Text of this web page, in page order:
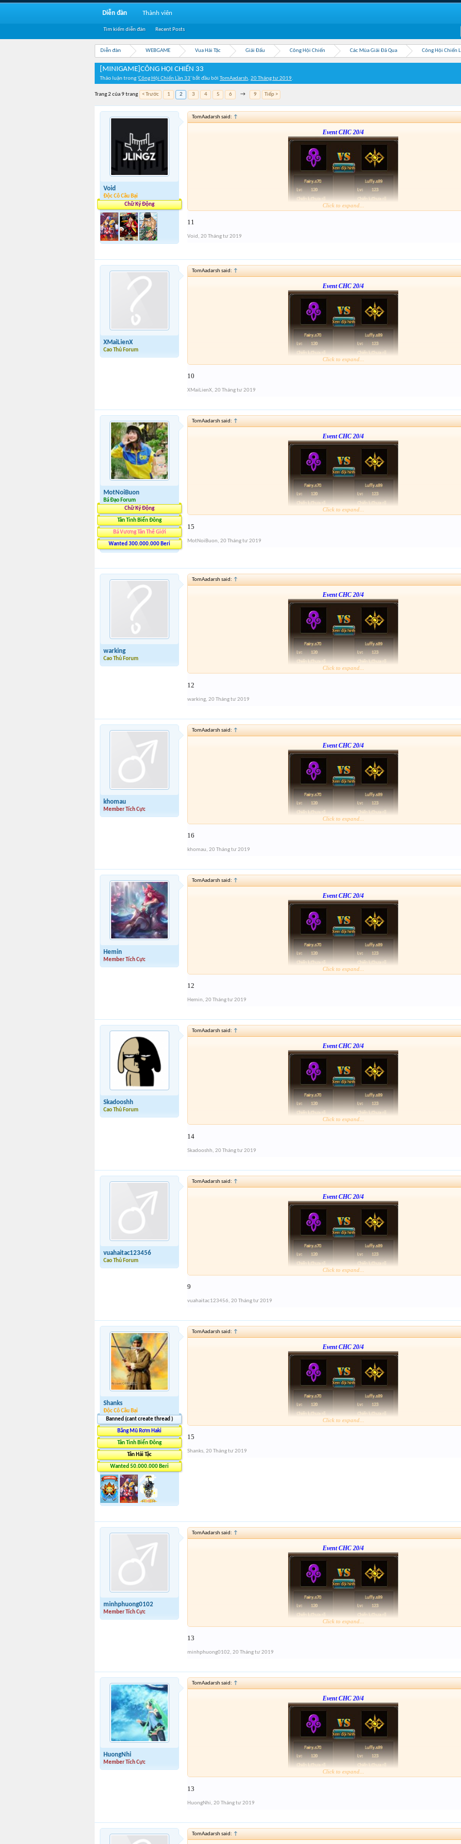
Diễn đàn WEBGAME Vua Hải Tặc Giải Đấu Công Hội Chiến Các Mùa Giải Đã Qua Công Hội Chiến
[MINIGAME]CÔNG HỘI CHIẾN 33
Thảo luận trong 'Công Hội Chiến Lần 33' bắt đầu bởi TomAadarsh, 20 Tháng tư 2019.
Trang 2 của 9 trang < Trước 1 2 3 4 5 6 → 9 Tiếp >
Void
Độc Cô Cầu Bại
Chữ Ký Động
TomAadarsh said: ↑
Event CHC 20/4
Click to expand...
11
Void, 20 Tháng tư 2019
XMaiLienX
Cao Thủ Forum
TomAadarsh said: ↑
Event CHC 20/4
Click to expand...
10
XMaiLienX, 20 Tháng tư 2019
MotNoiBuon
Bá Đạo Forum
Chữ Ký Động
Tân Tinh Biển Đông
Bá Vương Tân Thế Giới
Wanted 300.000.000 Beri
TomAadarsh said: ↑
Event CHC 20/4
Click to expand...
15
MotNoiBuon, 20 Tháng tư 2019
warking
Cao Thủ Forum
TomAadarsh said: ↑
Event CHC 20/4
Click to expand...
12
warking, 20 Tháng tư 2019
khomau
Member Tích Cực
TomAadarsh said: ↑
Event CHC 20/4
Click to expand...
16
khomau, 20 Tháng tư 2019
Hemin
Member Tích Cực
TomAadarsh said: ↑
Event CHC 20/4
Click to expand...
12
Hemin, 20 Tháng tư 2019
Skadooshh
Cao Thủ Forum
TomAadarsh said: ↑
Event CHC 20/4
Click to expand...
14
Skadooshh, 20 Tháng tư 2019
vuahaitac123456
Cao Thủ Forum
TomAadarsh said: ↑
Event CHC 20/4
Click to expand...
9
vuahaitac123456, 20 Tháng tư 2019
Shanks
Độc Cô Cầu Bại
Banned (cant create thread )
Băng Mũ Rơm Haki
Tân Tinh Biển Đông
Tân Hải Tặc
Wanted 50.000.000 Beri
TomAadarsh said: ↑
Event CHC 20/4
Click to expand...
15
Shanks, 20 Tháng tư 2019
minhphuong0102
Member Tích Cực
TomAadarsh said: ↑
Event CHC 20/4
Click to expand...
13
minhphuong0102, 20 Tháng tư 2019
HuongNhi
Member Tích Cực
TomAadarsh said: ↑
Event CHC 20/4
Click to expand...
13
HuongNhi, 20 Tháng tư 2019
TomAadarsh said: ↑
Diễn đàn
Tìm kiếm diễn đàn Recent Posts
Thành viên